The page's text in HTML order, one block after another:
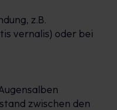
allergisch
93% der
direkt als
innen, Johnson &
z.B.
vernalis) oder bei
zwischen den